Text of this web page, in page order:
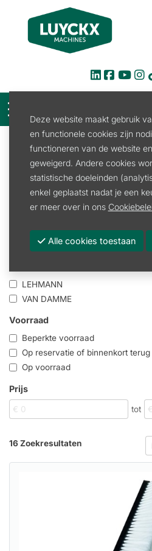
Filter
Verkoop
Glasreiniging
Promoties
LEHMANN
VAN DAMME
Voorraad
Beperkte voorraad
Op reservatie of binnenkort
Op voorraad
Prijs
tot
16 Zoekresultaten
Deze website maakt gebruik
en functionele cookies zijn
functioneren van de website
geweigerd. Andere cookies
statistische doeleinden
enkel geplaatst nadat je een
er meer over in ons
Alle cookies toestaan